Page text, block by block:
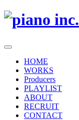
HOME
WORKS
Producers
PLAYLIST
ABOUT
RECRUIT
CONTACT